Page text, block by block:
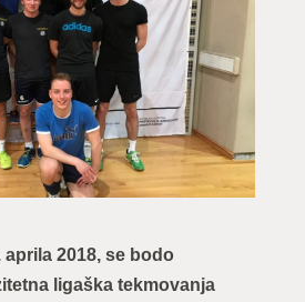
2018, se bodo
ligaška tekmovanja